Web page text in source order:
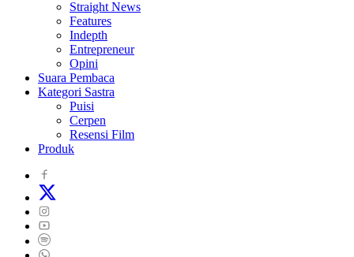
Straight News
Features
Indepth
Entrepreneur
Opini
Suara Pembaca
Kategori Sastra
Puisi
Cerpen
Resensi Film
Produk